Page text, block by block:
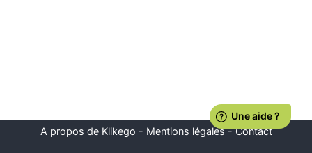
A propos de Klikego - Mentions légales-Contact